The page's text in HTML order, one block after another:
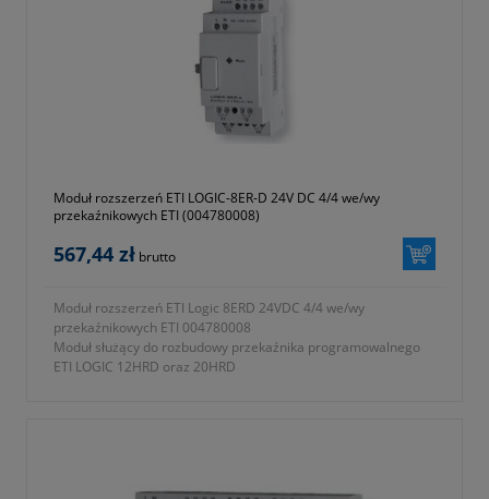
- wymiary 38x90x59,6mm
Moduł rozszerzeń ETI LOGIC-8ER-D 24V DC 4/4 we/wy
przekaźnikowych ETI (004780008)
567,44 zł brutto
Moduł rozszerzeń ETI Logic 8ERD 24VDC 4/4 we/wy
przekaźnikowych ETI 004780008
Moduł służący do rozbudowy przekaźnika programowalnego
ETI LOGIC 12HRD oraz 20HRD
Modbus RTU, Ethernet TCP/IP.